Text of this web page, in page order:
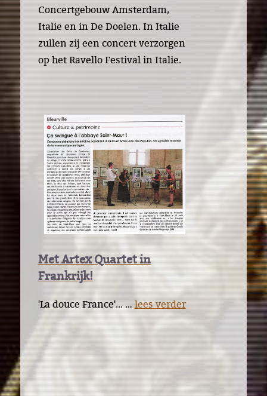
Concertgebouw Amsterdam,
Italie en in De Doelen. In Italie
zullen zij een concert verzorgen
op het Ravello Festival in Italie.
Met Artex Quartet in
Frankrijk!
'La douce France'... … lees verder